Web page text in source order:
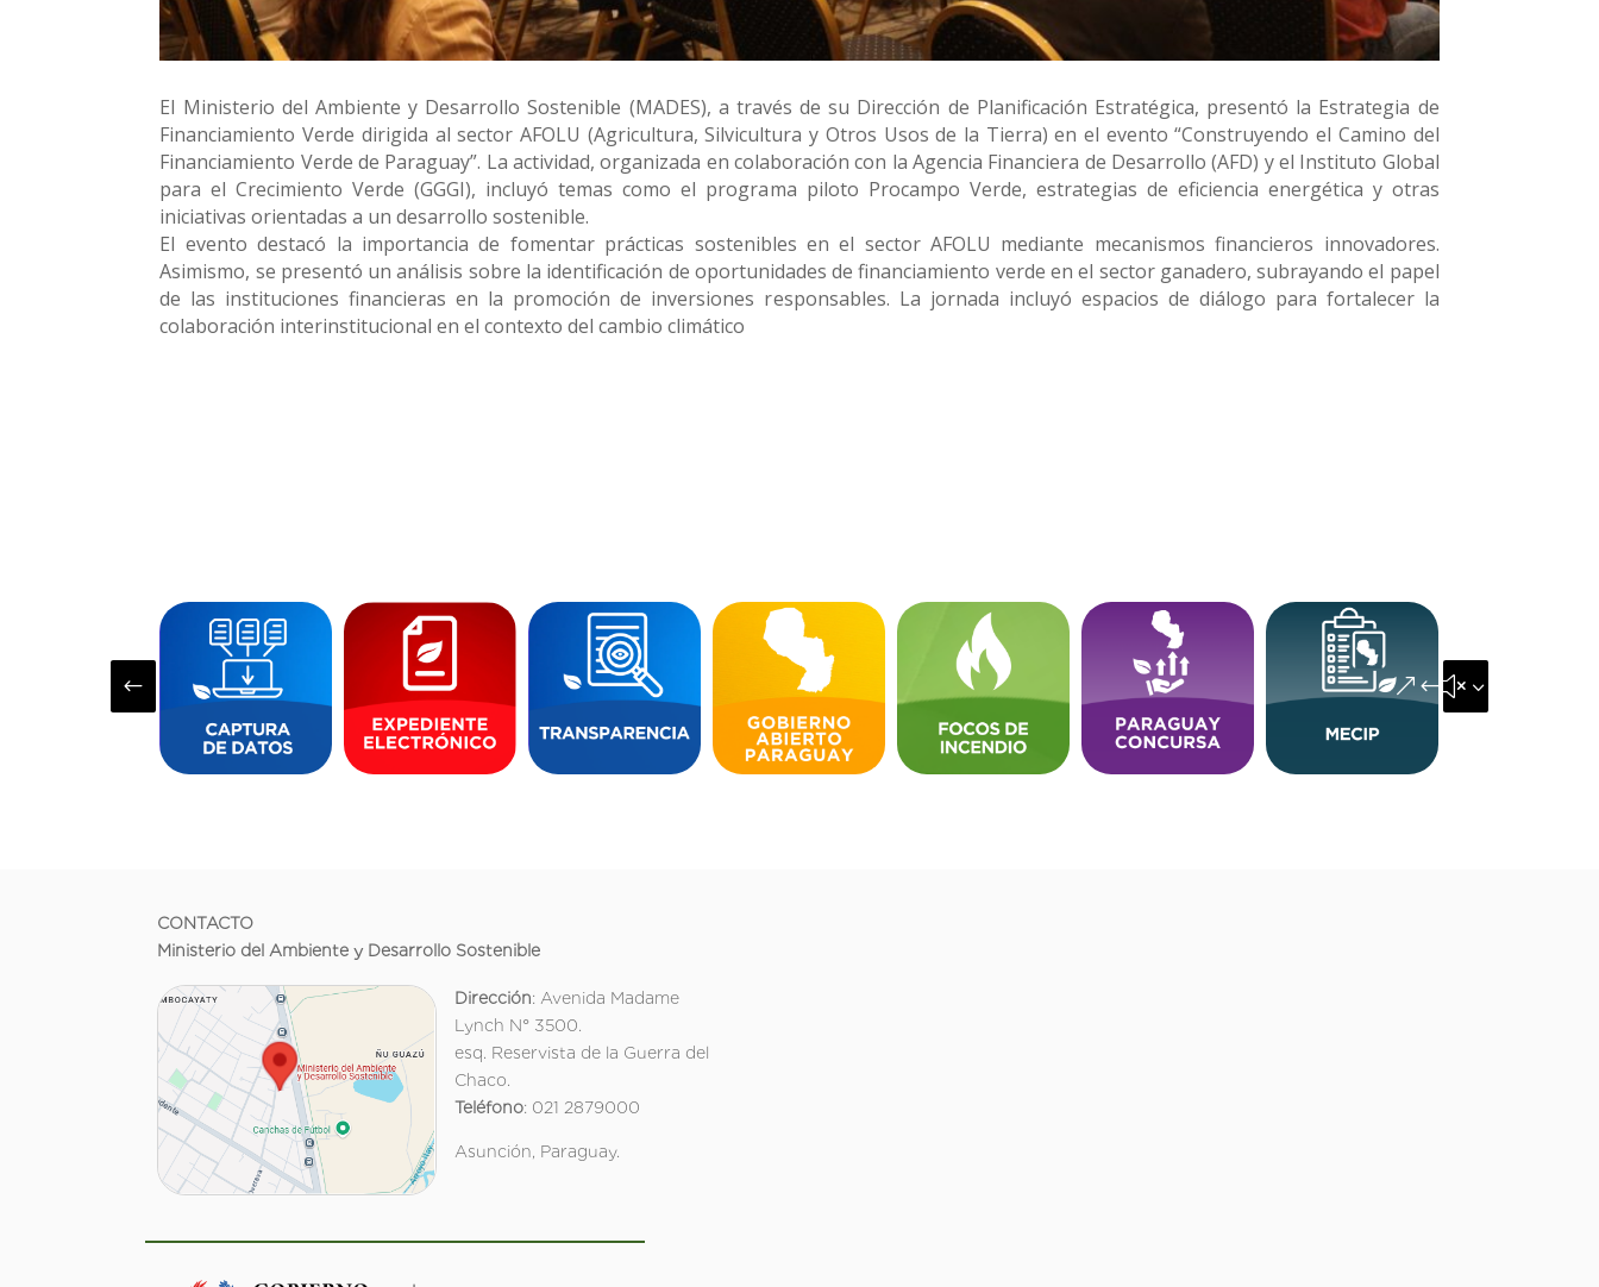
El Ministerio del Ambiente y Desarrollo Sostenible (MADES), a través de su Dirección de Planificación Estratégica, presentó la Estrategia de
Financiamiento Verde dirigida al sector AFOLU (Agricultura, Silvicultura y Otros Usos de la Tierra) en el evento “Construyendo el Camino del
Financiamiento Verde de Paraguay”. La actividad, organizada en colaboración con la Agencia Financiera de Desarrollo (AFD) y el Instituto Global
para el Crecimiento Verde (GGGI), incluyó temas como el programa piloto Procampo Verde, estrategias de eficiencia energética y otras
iniciativas orientadas a un desarrollo sostenible.
El evento destacó la importancia de fomentar prácticas sostenibles en el sector AFOLU mediante mecanismos financieros innovadores.
Asimismo, se presentó un análisis sobre la identificación de oportunidades de financiamiento verde en el sector ganadero, subrayando el papel
de las instituciones financieras en la promoción de inversiones responsables. La jornada incluyó espacios de diálogo para fortalecer la
colaboración interinstitucional en el contexto del cambio climático
# &#x35;
CONTACTO
Ministerio del Ambiente y Desarrollo Sostenible
Dirección: Avenida Madame
Lynch N° 3500.
esq. Reservista de la Guerra del
Chaco.
Teléfono: 021 2879000
Asunción, Paraguay.